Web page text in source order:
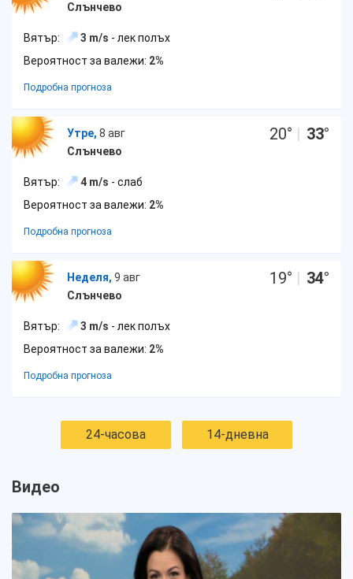
Слънчево
Вятър: 3 m/s - лек полъх
Вероятност за валежи: 2%
Подробна прогноза
Утре, 8 авг
Слънчево
20° | 33°
Вятър: 4 m/s - слаб
Вероятност за валежи: 2%
Подробна прогноза
Неделя, 9 авг
Слънчево
19° | 34°
Вятър: 3 m/s - лек полъх
Вероятност за валежи: 2%
Подробна прогноза
24-часова 14-дневна
Видео